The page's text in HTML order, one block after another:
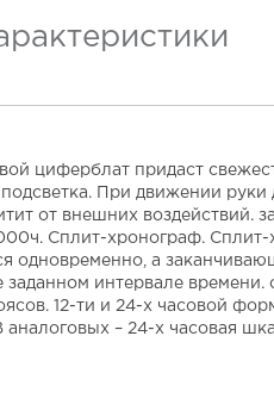
циферблат придаст
При движении
от внешних воздействий.
Сплит-хронограф. Сплит-
одновременно, а
заданном интервале
12-ти и 24-х часовой
аналоговых – 24-х часовая